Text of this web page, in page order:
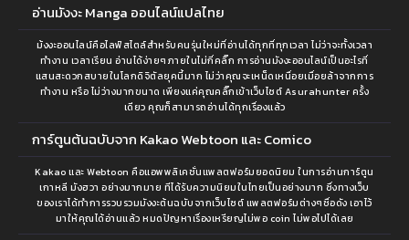
อ่านมังงะ Manga ออนไลน์แปลไทย
ม้งงะออนไลน์คือไลฟ์สไตล์สำหรับคนรุ่นใหม่ที่อ่านได้ทุกที่ทุกเวลา ไม่ว่าจะทั้งเวลา
ทำงาน เวลาเรียน อ่านได้ง่ายๆภายในไม่กี่คลิ๊ก การอ่านมังงะออนไลน์เป็นอะไรที่
แสนสะดวกสบายในโลกดิจิตัลยุคนี้มาก ไม่ว่าคุณจะเหน็ดเหนื่อยเมื่อยล้าจากการ
ทำงาน หรือ ไม่ว่างมากขนาด เพียงแค่คุณคลิ๊กเข้าเว็บไซต์ Asurahunter ครั้ง
เดียว คุณก็สามารถอ่านได้ทุกเรื่องแล้ว
การ์ตูนต้นฉบับจาก Kakao Webtoon และ Comico
Kakao และ Webtoon คือแอพพลิเคชั่นแพลตฟอร์มยอดนิยม ในการอ่านการ์ตูน
เกาหลี มังฮวา อย่างมากมาย ทีได้รับความนิยมในไทยเป็นอย่างมาก ซึ่งทางเว็บ
ของเราได้ทำการรวบรวมมังงะต้นฉบับจากเว็บไซต์ แพลตฟอร์มต่างๆชื่อดัง เอาไว้
มาให้คุณได้อ่านแล้ว หมดปัญหาเรื่องเหรียญไม่พอ coin ไม่พอไปได้เลย